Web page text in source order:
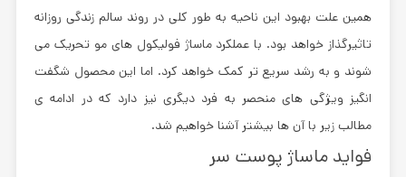
همین علت بهبود این ناحیه به طور کلی در روند سالم زندگی روزانه
تاثیرگذاز خواهد بود. با عملکرد ماساژ فولیکول های مو تحریک می
شوند و به رشد سریع تر کمک خواهد کرد. اما این محصول شگفت
انگیز ویژگی های منحصر به فرد دیگری نیز دارد که در ادامه ی
مطالب زیر با آن ها بیشتر آشنا خواهیم شد.
فواید ماساژ پوست سر